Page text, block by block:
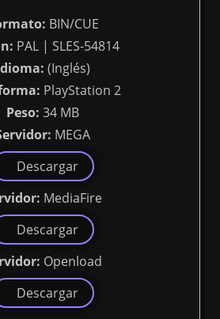
BIN/CUE
PAL | SLES-54814
(Inglés)
PlayStation 2
Peso: 34 MB
MEGA
Descargar
MediaFire
Descargar
Openload
Descargar